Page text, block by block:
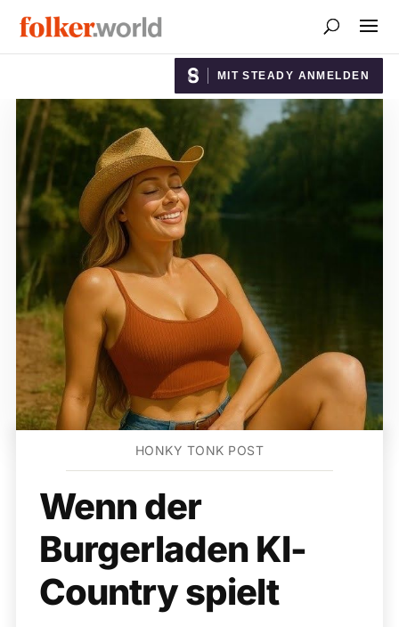
MIT STEADY ANMELDEN
HONKY TONK POST
Wenn der
Burgerladen KI-
Country spielt